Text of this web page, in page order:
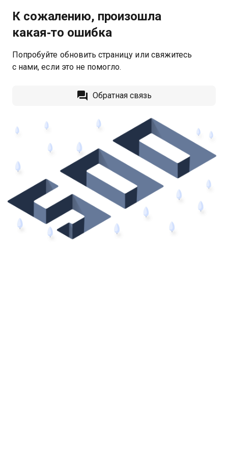
К сожалению, произошла
какая‑то ошибка
Попробуйте обновить страницу или свяжитесь
с нами, если это не помогло.
Обратная связь